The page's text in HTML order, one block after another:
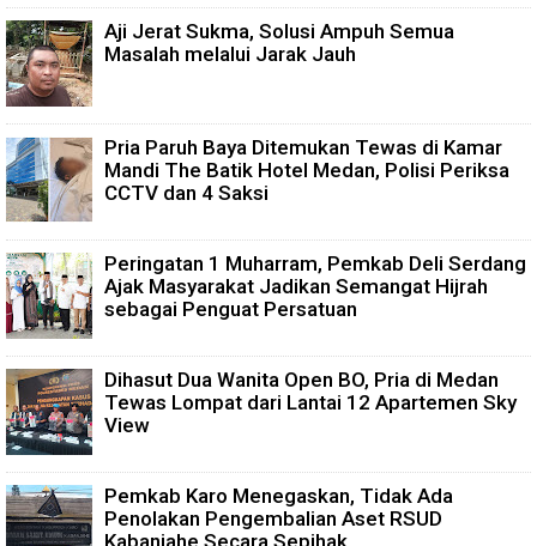
Aji Jerat Sukma, Solusi Ampuh Semua
Masalah melalui Jarak Jauh
Pria Paruh Baya Ditemukan Tewas di Kamar
Mandi The Batik Hotel Medan, Polisi Periksa
CCTV dan 4 Saksi
Peringatan 1 Muharram, Pemkab Deli Serdang
Ajak Masyarakat Jadikan Semangat Hijrah
sebagai Penguat Persatuan
Dihasut Dua Wanita Open BO, Pria di Medan
Tewas Lompat dari Lantai 12 Apartemen Sky
View
Pemkab Karo Menegaskan, Tidak Ada
Penolakan Pengembalian Aset RSUD